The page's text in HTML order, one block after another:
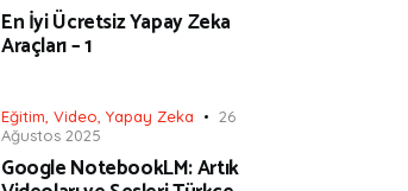
En İyi Ücretsiz Yapay Zeka
Araçları – 1
Eğitim Video Yapay Zeka
26
Ağustos 2025
Google NotebookLM: Artık